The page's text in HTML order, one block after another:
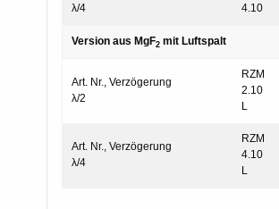
λ/4
4.10
Version aus MgF2mit Luftspalt
Art. Nr., Verzögerung
λ/2
RZM
2.10
L
Art. Nr., Verzögerung
λ/4
RZM
4.10
L